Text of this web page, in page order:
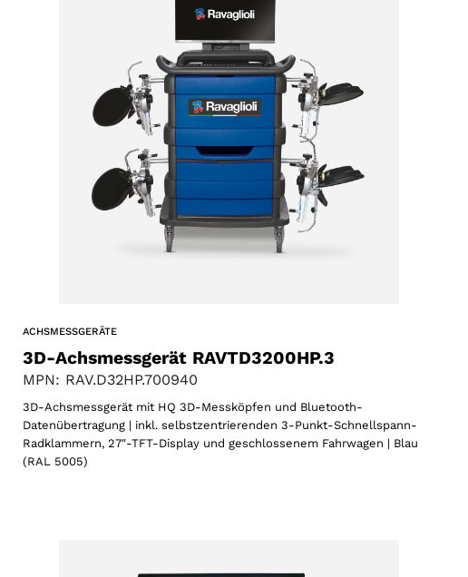
ACHSMESSGERÄTE
3D-Achsmessgerät RAVTD3200HP.3
MPN: RAV.D32HP.700940
3D-Achsmessgerät mit HQ 3D-Messköpfen und Bluetooth-
Datenübertragung | inkl. selbstzentrierenden 3-Punkt-Schnellspann-
Radklammern, 27″-TFT-Display und geschlossenem Fahrwagen | Blau
(RAL 5005)